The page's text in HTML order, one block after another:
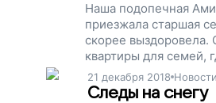
Наша подопечная
приезжала старшая
скорее выздоровела.
квартиры для семей,
реабилитации. Вы
детьми. Поддержите
21 декабря 2018
Следы на снегу